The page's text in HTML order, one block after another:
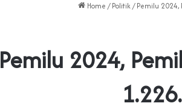
Home / Politik/ Pemilu
Pemilu 2024,